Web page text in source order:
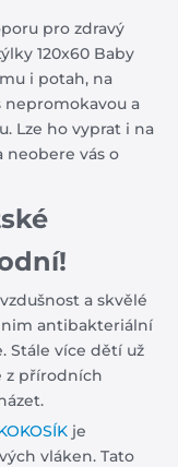
pro zdravý
120x60 Baby
i potah, na
nepromokavou a
Lze ho vyprat i na
neobere vás o
a skvělé
nim antibakteriální
Stále více dětí už
z přírodních
je
vláken. Tato